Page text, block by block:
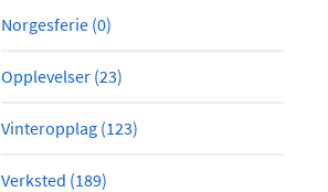
Norgesferie (0)
Opplevelser (23)
Vinteropplag (123)
Verksted (189)